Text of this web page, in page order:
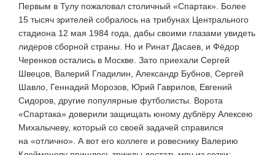
Первым в Тулу пожаловал столичный «Спартак». Более
15 тысяч зрителей собралось на трибунах Центрального
стадиона 12 мая 1984 года, дабы своими глазами увидеть
лидеров сборной страны. Но и Ринат Дасаев, и Фёдор
Черенков остались в Москве. Зато приехали Сергей
Швецов, Валерий Гладилин, Александр Бубнов, Сергей
Шавло, Геннадий Морозов, Юрий Гаврилов, Евгений
Сидоров, другие популярные футболисты. Ворота
«Спартака» доверили защищать юному дублёру Алексею
Михалычеву, который со своей задачей справился
на «отлично». А вот его коллеге и ровеснику Валерию